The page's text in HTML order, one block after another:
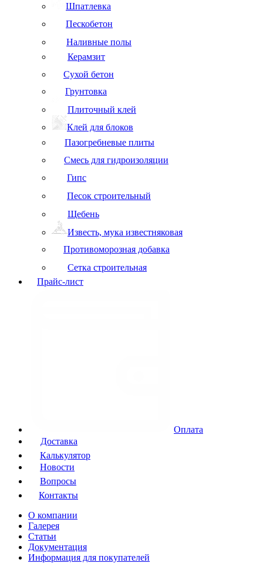
Шпатлевка
Пескобетон
Наливные полы
Керамзит
Сухой бетон
Грунтовка
Плиточный клей
Клей для блоков
Пазогребневые плиты
Смесь для гидроизоляции
Гипс
Песок строительный
Щебень
Известь, мука известняковая
Противоморозная добавка
Сетка строительная
Прайс-лист
Оплата
Доставка
Калькулятор
Новости
Вопросы
Контакты
О компании
Галерея
Статьи
Документация
Информация для покупателей